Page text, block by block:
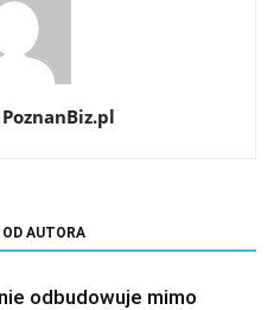
AUTORA
odbudowuje mimo